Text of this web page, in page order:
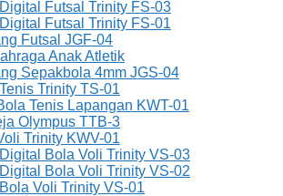
Futsal Trinity FS-03
Futsal Trinity FS-01
Futsal JGF-04
Anak Atletik
Sepakbola 4mm JGS-04
Trinity TS-01
Tenis Lapangan KWT-01
Olympus TTB-3
Trinity KWV-01
Bola Voli Trinity VS-03
Bola Voli Trinity VS-02
Voli Trinity VS-01